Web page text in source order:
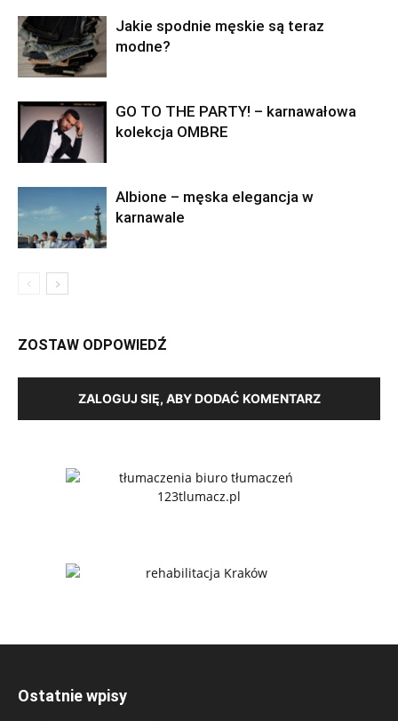
Jakie spodnie męskie są teraz
modne?
GO TO THE PARTY! – karnawałowa
kolekcja OMBRE
Albione – męska elegancja w
karnawale
ZOSTAW ODPOWIEDŹ
ZALOGUJ SIĘ, ABY DODAĆ KOMENTARZ
Ostatnie wpisy